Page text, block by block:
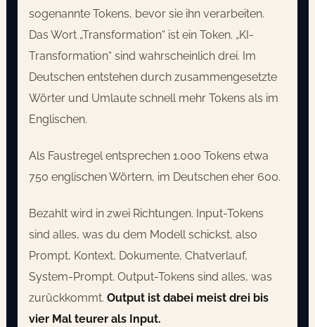
sogenannte Tokens, bevor sie ihn verarbeiten.
Das Wort „Transformation“ ist ein Token. „KI-
Transformation“ sind wahrscheinlich drei. Im
Deutschen entstehen durch zusammengesetzte
Wörter und Umlaute schnell mehr Tokens als im
Englischen.
Als Faustregel entsprechen 1.000 Tokens etwa
750 englischen Wörtern, im Deutschen eher 600.
Bezahlt wird in zwei Richtungen. Input-Tokens
sind alles, was du dem Modell schickst, also
Prompt, Kontext, Dokumente, Chatverlauf,
System-Prompt. Output-Tokens sind alles, was
zurückkommt. Output ist dabei meist drei bis
vier Mal teurer als Input.